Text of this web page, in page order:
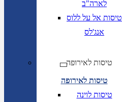
לארה"ב
טיסות אל על ללוס
אנג'לס
טיסות לאירופה
טיסות לאירופה
טיסות לוינה